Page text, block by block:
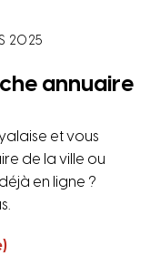
2025
annuaire
et vous
de la ville ou
en ligne ?